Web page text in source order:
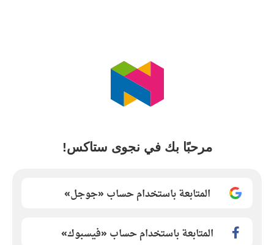
مرحبًا بك في نجوى ستاكس!
المتابعة باستخدام حساب «جوجل»
المتابعة باستخدام حساب «فيسبوك»